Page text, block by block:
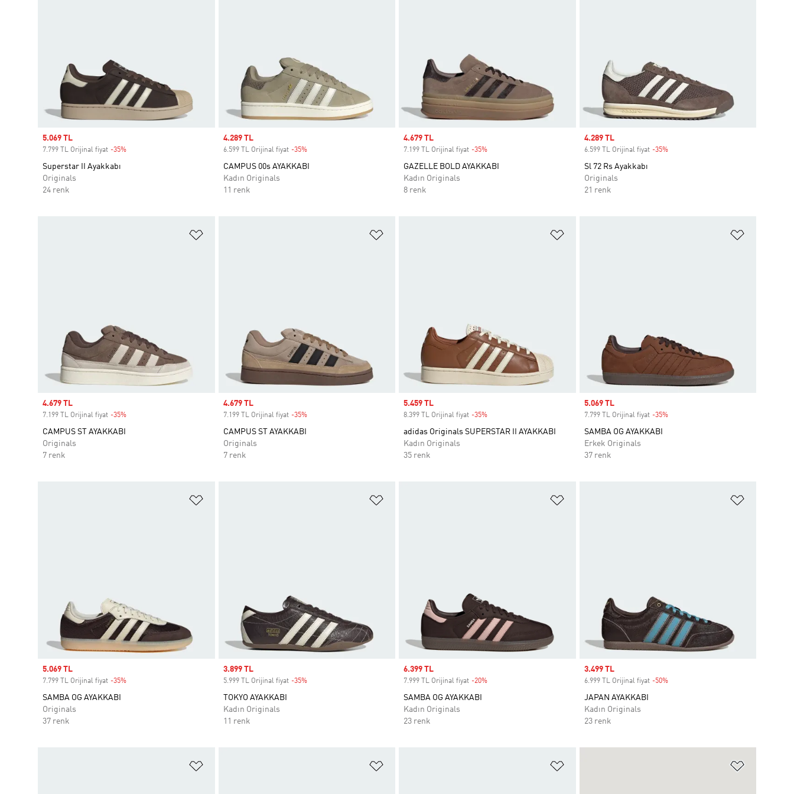
Sale price
5.069 TL
7.799 TL Orijinal fiyat -35%
Superstar II Ayakkabı
Originals
24 renk
Sale price
4.289 TL
6.599 TL Orijinal fiyat -35%Discount
CAMPUS 00s AYAKKABI
Kadın Originals
11 renk
Sale price
4.679 TL
7.199 TL Orijinal fiyat -35%
GAZELLE BOLD AYAKKABI
Kadın Originals
8 renk
Sale price
4.289 TL
6.599 TL Orijinal fiyat -35%Discount
Sl 72 Rs Ayakkabı
Originals
21 renk
Sale price
4.679 TL
7.199 TL Orijinal fiyat -35%
CAMPUS ST AYAKKABI
Originals
7 renk
Sale price
4.679 TL
7.199 TL Orijinal fiyat -35%Discount
CAMPUS ST AYAKKABI
Originals
7 renk
Sale price
5.459 TL
8.399 TL Orijinal fiyat -35%
adidas Originals SUPERSTAR II AYAKKABI
Kadın Originals
35 renk
Sale price
5.069 TL
7.799 TL Orijinal fiyat -35%Discount
SAMBA OG AYAKKABI
Erkek Originals
37 renk
Sale price
5.069 TL
7.799 TL Orijinal fiyat -35%
SAMBA OG AYAKKABI
Originals
37 renk
Sale price
3.899 TL
5.999 TL Orijinal fiyat -35%Discount
TOKYO AYAKKABI
Kadın Originals
11 renk
Sale price
6.399 TL
7.999 TL Orijinal fiyat -20%
SAMBA OG AYAKKABI
Kadın Originals
23 renk
Sale price
3.499 TL
6.999 TL Orijinal fiyat -50%Discount
JAPAN AYAKKABI
Kadın Originals
23 renk